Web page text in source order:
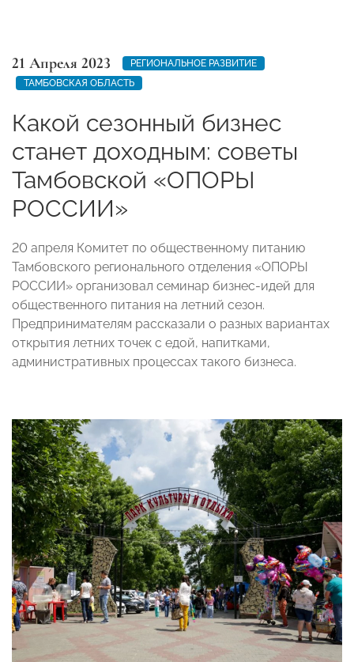
21 Апреля 2023
РЕГИОНАЛЬНОЕ РАЗВИТИЕ
ТАМБОВСКАЯ ОБЛАСТЬ
Какой сезонный бизнес
станет доходным: советы
Тамбовской «ОПОРЫ
РОССИИ»
20 апреля Комитет по общественному питанию
Тамбовского регионального отделения «ОПОРЫ
РОССИИ» организовал семинар бизнес-идей для
общественного питания на летний сезон.
Предпринимателям рассказали о разных вариантах
открытия летних точек с едой, напитками,
административных процессах такого бизнеса.